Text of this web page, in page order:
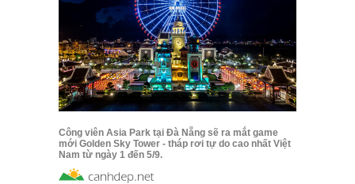
Công viên Asia Park tại Đà Nẵng sẽ ra mắt game
mới Golden Sky Tower - tháp rơi tự do cao nhất Việt
Nam từ ngày 1 đến 5/9.